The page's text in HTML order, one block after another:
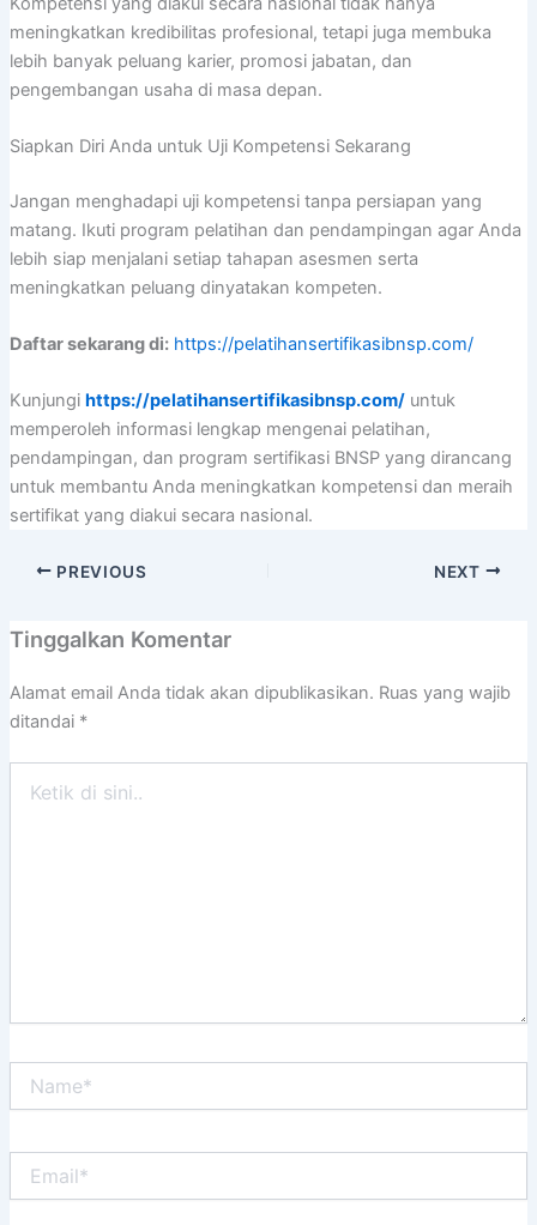
meningkatkan kredibilitas profesional, tetapi juga membuka
lebih banyak peluang karier, promosi jabatan, dan
pengembangan usaha di masa depan.
Siapkan Diri Anda untuk Uji Kompetensi Sekarang
Jangan menghadapi uji kompetensi tanpa persiapan yang
matang. Ikuti program pelatihan dan pendampingan agar Anda
lebih siap menjalani setiap tahapan asesmen serta
meningkatkan peluang dinyatakan kompeten.
Daftar sekarang di: https://pelatihansertifikasibnsp.com/
Kunjungi https://pelatihansertifikasibnsp.com/untuk
memperoleh informasi lengkap mengenai pelatihan,
pendampingan, dan program sertifikasi BNSP yang dirancang
untuk membantu Anda meningkatkan kompetensi dan meraih
sertifikat yang diakui secara nasional.
PREVIOUS NEXT
Tinggalkan Komentar
Alamat email Anda tidak akan dipublikasikan. Ruas yang wajib
ditandai *